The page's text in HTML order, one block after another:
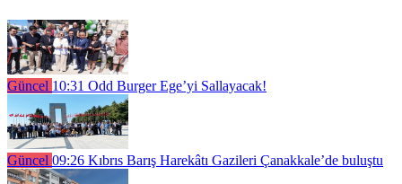
Güncel 10:31 Odd Burger Ege’yi Sallayacak!
Güncel 09:26 Kıbrıs Barış Harekâtı Gazileri Çanakkale’de buluştu